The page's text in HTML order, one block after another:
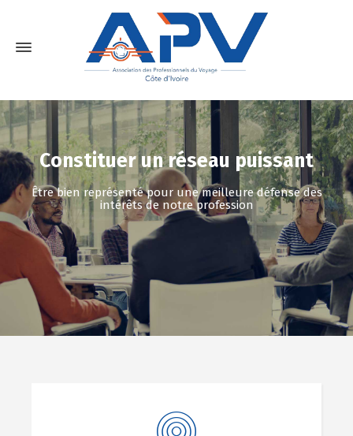
Constituer un réseau puissant
Être bien représenté pour une meilleure défense des
intérêts de notre profession